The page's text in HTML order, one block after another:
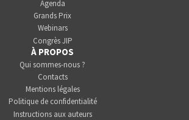
Agenda
Grands Prix
Webinars
Congrès JIP
À PROPOS
Qui sommes-nous ?
Contacts
Mentions légales
Politique de confidentialité
Instructions aux auteurs